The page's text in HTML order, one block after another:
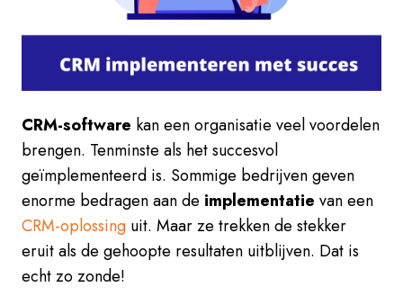
CRM-software kan een organisatie veel voordelen
brengen. Tenminste als hetsuccesvol
geïmplementeerd is. Sommige bedrijven geven
enorme bedragen aan de implementatie van een
CRM-oplossing uit. Maar ze trekken de stekker
eruit als de gehoopte resultaten uitblijven. Dat is
echt zo zonde!